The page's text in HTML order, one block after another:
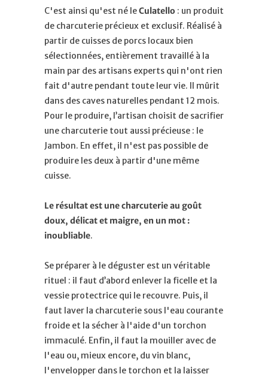
C'est ainsi qu'est né leCulatello : un produit
de charcuterie précieux et exclusif. Réalisé à
partir de cuisses de porcs locaux bien
sélectionnées, entièrement travaillé à la
main par des artisans experts qui n'ont rien
fait d'autre pendant toute leur vie. Il mûrit
dans des caves naturelles pendant 12 mois.
Pour le produire, l’artisan choisit de sacrifier
une charcuterie tout aussi précieuse : le
Jambon. En effet, il n'est pas possible de
produire les deux à partir d'une même
cuisse.
Le résultat est une charcuterie au goût
doux, délicat et maigre, en un mot :
inoubliable.
Se préparer à le déguster est un véritable
rituel : il faut d’abord enlever la ficelle et la
vessie protectrice qui le recouvre. Puis, il
faut laver la charcuterie sous l'eau courante
froide et la sécher à l'aide d'un torchon
immaculé. Enfin, il faut la mouiller avec de
l'eau ou, mieux encore, du vin blanc,
l'envelopper dans le torchon et la laisser